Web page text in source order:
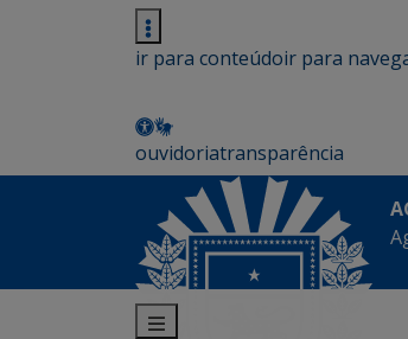
ir para conteúdoir para
ouvidoriatransparência